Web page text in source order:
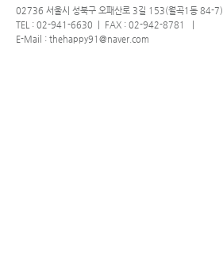
02736 서울시 성북구 오패산로 3길 153(월곡1동 84-7)
TEL : 02-941-6630
FAX : 02-942-8781
E-Mail : thehappy91@naver.com